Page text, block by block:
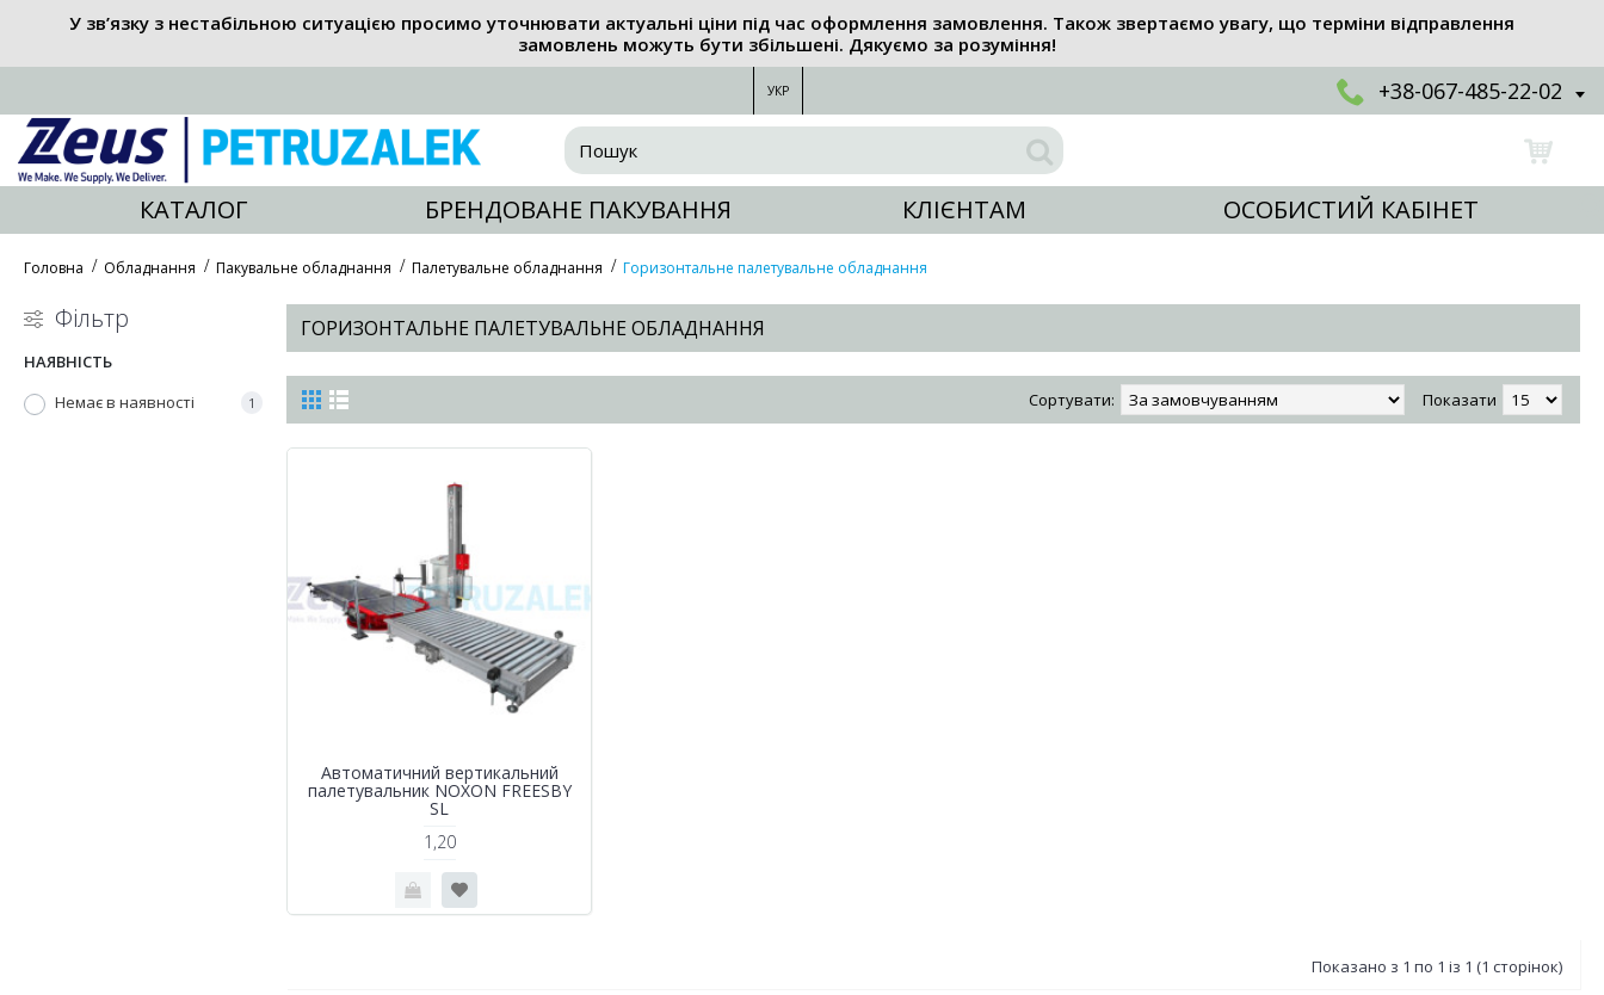
У зв’язку з нестабільною ситуацією просимо уточнювати актуальні ціни під час оформлення замовлення. Також звертаємо увагу, що терміни відправлення
замовлень можуть бути збільшені. Дякуємо за розуміння!
УКР +38-067-485-22-02
КАТАЛОГ БРЕНДОВАНЕ ПАКУВАННЯ КЛІЄНТАМ ОСОБИСТИЙ КАБІНЕТ
Головна Обладнання Пакувальне обладнання Палетувальне обладнання Горизонтальне палетувальне обладнання
Фільтр
НАЯВНІСТЬ
Немає в наявності
1
ГОРИЗОНТАЛЬНЕ ПАЛЕТУВАЛЬНЕ ОБЛАДНАННЯ
Показати
Сортувати:
Автоматичний вертикальний
палетувальник NOXON FREESBY
SL
1,20
Показано з 1 по 1 із 1 (1 сторінок)